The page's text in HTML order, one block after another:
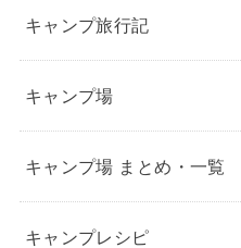
キャンプ旅行記
キャンプ場
キャンプ場 まとめ・一覧
キャンプレシピ